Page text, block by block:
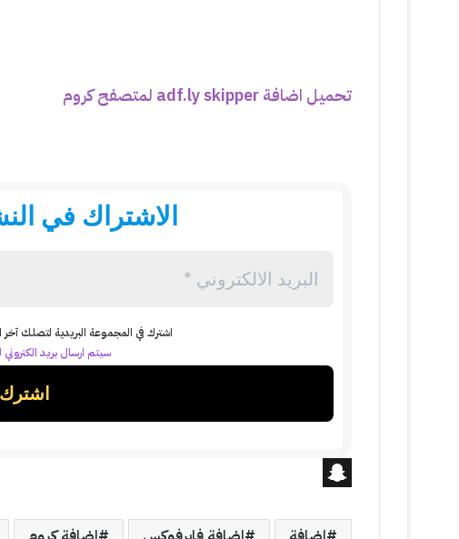
تحميل اضافة adf.ly skipper لمتصفح كروم
الاشتراك في
اشترك في المجموعة البريدية لتصلك آخر
سيتم ارسال بريد الكتروني